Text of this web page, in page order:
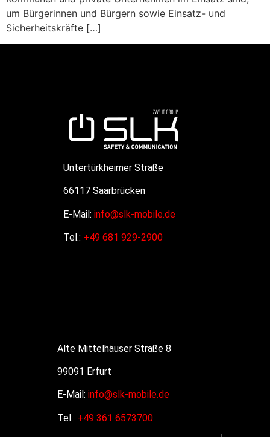
um Bürgerinnen und Bürgern sowie Einsatz- und
Sicherheitskräfte […]
Untertürkheimer Straße
66117 Saarbrücken
E-Mail: info@slk-mobile.de
Tel.: +49 681 929-2900
Alte Mittelhäuser Straße 8
99091 Erfurt
E-Mail: info@slk-mobile.de
Tel.: +49 361 6573700